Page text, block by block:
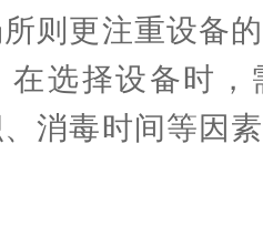
则更注重设备
在选择设备时，
消毒时间等因